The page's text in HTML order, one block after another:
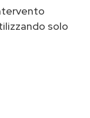
solo